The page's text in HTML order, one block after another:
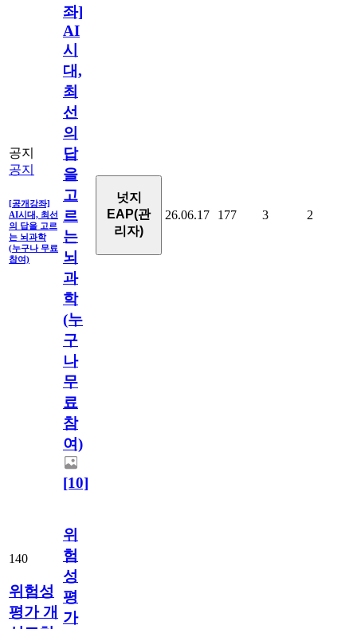
공지
공지
[공개강좌]
AI시대, 최선
의 답을 고르
는 뇌과학
(누구나 무료
참여)
좌]
AI
시
대,
최
선
의
답
을
고
르
는
뇌
과
학
(누
구
나
무
료
참
여)
[10]
넛지
EAP(관
리자)
26.06.17 177 3 2
140
위험성
평가 개
위
험
성
평
가